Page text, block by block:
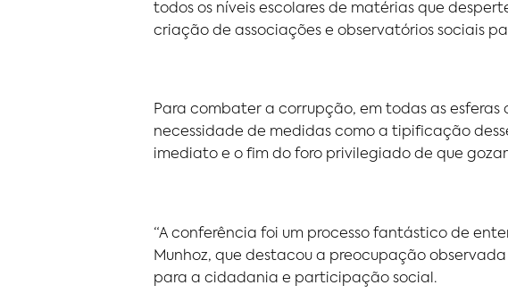
todos os níveis escolares de matérias que
criação de associações e observatórios sociais
Para combater a corrupção, em todas as
necessidade de medidas como a tipificação
imediato e o fim do foro privilegiado de que
“A conferência foi um processo fantástico de
Munhoz, que destacou a preocupação
para a cidadania e participação social.